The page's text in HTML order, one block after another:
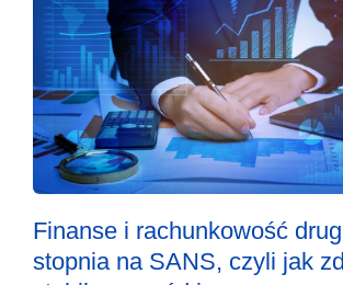
Finanse i rachunkowość
stopnia na SANS, czyli jak